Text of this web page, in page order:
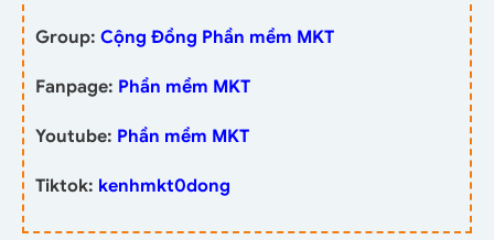
Group: Cộng Đồng Phần mềm MKT
Fanpage: Phần mềm MKT
Youtube: Phần mềm MKT
Tiktok: kenhmkt0dong